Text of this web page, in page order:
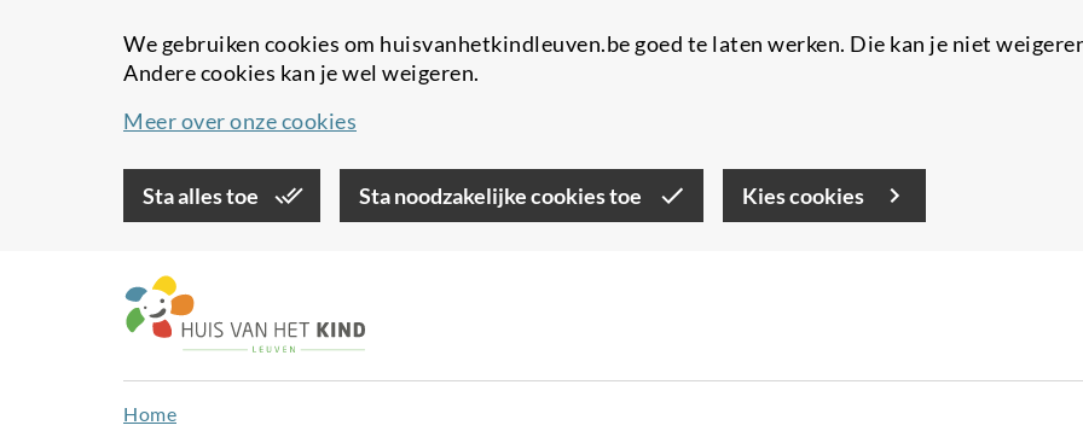
We gebruiken cookies om huisvanhetkindleuven.be goed te laten werken. Die kan je niet
Andere cookies kan je wel weigeren.
Meer over onze cookies
Sta alles toe Sta noodzakelijke cookies toe Kies cookies
Home